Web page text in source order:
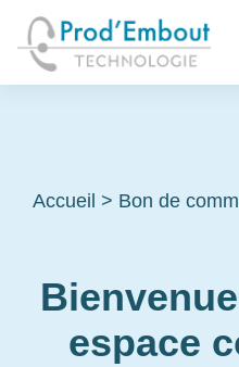
Accueil > Bon de
espace